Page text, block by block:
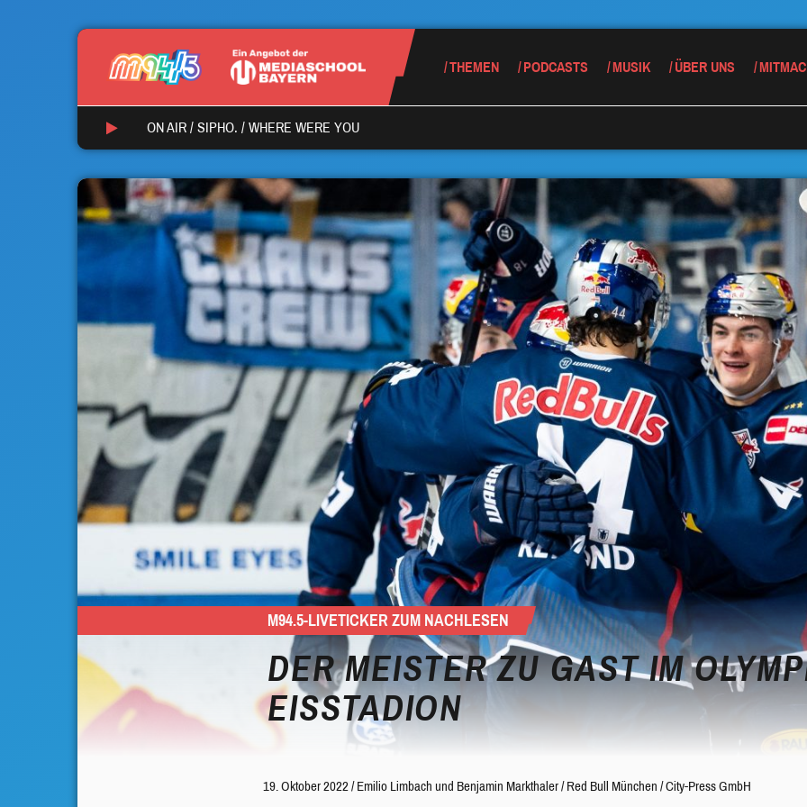
THEMEN PODCASTS MUSIK ÜBER UNS
ON AIR / SIPHO. / WHERE WERE YOU
M94.5-LIVETICKER ZUM NACHLESEN
DER MEISTER ZU GAST IM
EISSTADION
19. Oktober 2022/Emilio Limbach und Benjamin Markthaler/Red Bull München / City-Press GmbH